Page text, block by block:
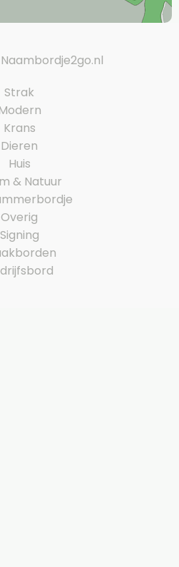
Strak
Krans
Dieren
Huis
& Natuur
Overig
Signing